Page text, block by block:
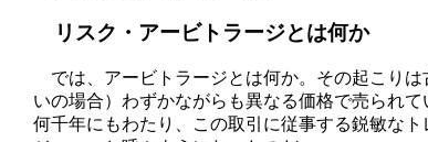
リスク・アービトラージとは何か
では、アービトラージとは何か。その起こりは
いの場合）わずかながらも異なる価格で売られ
何千年にもわたり、この取引に従事する鋭敏な